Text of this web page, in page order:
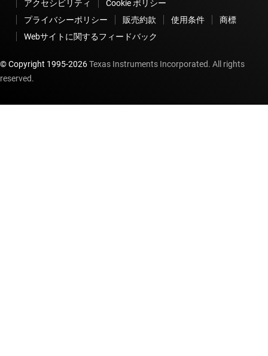
アクセシビリティ
Cookie ポリシー
プライバシーポリシー
販売約款 使用条件
商標
Webサイトに関するフィードバック
© Copyright 1995-2026Texas Instruments Incorporated. All rights
reserved.